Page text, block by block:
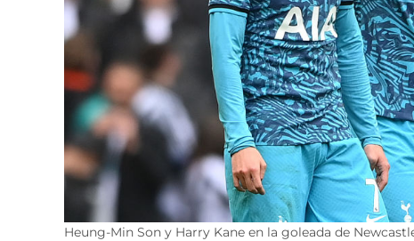
Heung-Min Son y Harry Kane en la goleada de